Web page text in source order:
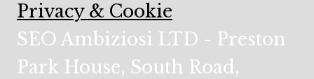
Privacy & Cookie
SEO Ambiziosi LTD - Preston
Park House, South Road,